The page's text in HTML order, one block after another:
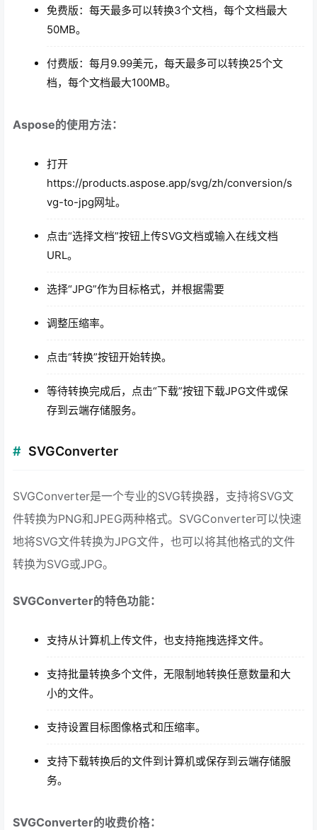
免费版：每天最多可以转换3个文档，每个文档最大
50MB。
付费版：每月9.99美元，每天最多可以转换25个文
档，每个文档最大100MB。
Aspose的使用方法：
打开
https://products.aspose.app/svg/zh/conversion/s
vg-to-jpg网址。
点击“选择文档”按钮上传SVG文档或输入在线文档
URL。
选择“JPG”作为目标格式，并根据需要
调整压缩率。
点击“转换”按钮开始转换。
等待转换完成后，点击“下载”按钮下载JPG文件或保
存到云端存储服务。
SVGConverter
SVGConverter是一个专业的SVG转换器，支持将SVG文
件转换为PNG和JPEG两种格式。SVGConverter可以快速
地将SVG文件转换为JPG文件，也可以将其他格式的文件
转换为SVG或JPG。
SVGConverter的特色功能：
支持从计算机上传文件，也支持拖拽选择文件。
支持批量转换多个文件，无限制地转换任意数量和大
小的文件。
支持设置目标图像格式和压缩率。
支持下载转换后的文件到计算机或保存到云端存储服
务。
SVGConverter的收费价格：